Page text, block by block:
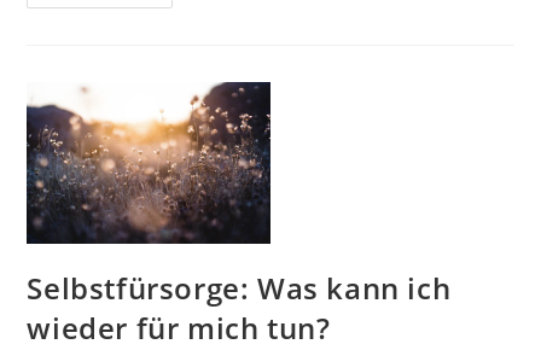
Selbstfürsorge: Was kann ich
wieder für mich tun?